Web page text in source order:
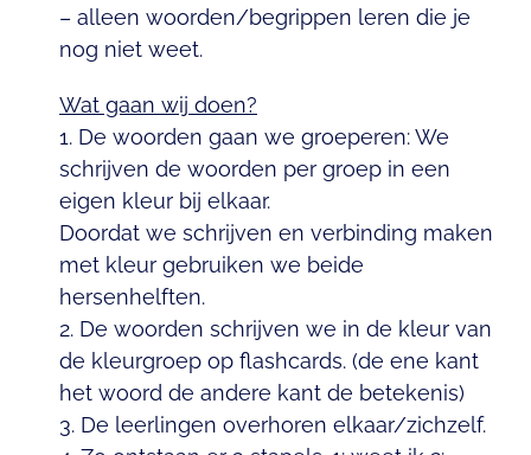
– alleen woorden/begrippen leren die je
nog niet weet.
Wat gaan wij doen?
1. De woorden gaan we groeperen: We
schrijven de woorden per groep in een
eigen kleur bij elkaar.
Doordat we schrijven en verbinding maken
met kleur gebruiken we beide
hersenhelften.
2. De woorden schrijven we in de kleur van
de kleurgroep op flashcards. (de ene kant
het woord de andere kant de betekenis)
3. De leerlingen overhoren elkaar/zichzelf.